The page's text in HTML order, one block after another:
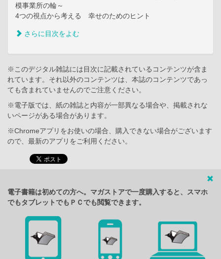
模事業所の輪～
4つの視点から考える 幸せのためのヒント
さらに目次をよむ
※このデジタル雑誌には目次に記載されているコンテンツが含ま
れています。それ以外のコンテンツは、本誌のコンテンツであっ
ても含まれていませんのでご注意ください。
※電子版では、紙の雑誌と内容が一部異なる場合や、掲載されな
いページがある場合があります。
※Chromeアプリをお使いの場合、購入できない場合がございます
ので、最新のアプリをご利用ください。
電子書籍は初めての方へ。マガストアで一度購入すると、スマホ
でもタブレットでもＰＣでも閲覧できます。